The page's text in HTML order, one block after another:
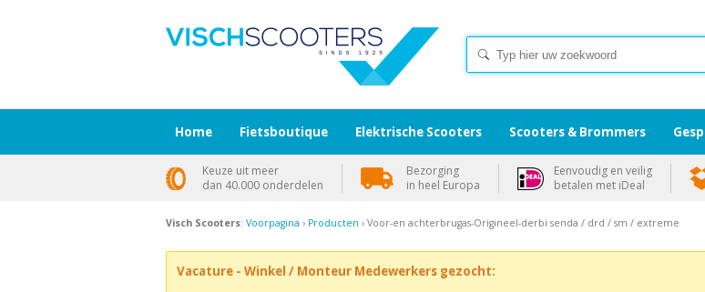
Visch Scooters: Voorpagina › Producten › Voor-en achterbrugas-Origineel-derbi senda / drd / sm / extreme
Vacature - Winkel / Monteur Medewerkers gezocht:
Home Fietsboutique Elektrische Scooters Scooters & Brommers
Keuze uit meer
dan 40.000 onderdelen
Bezorging
in heel Europa
Eenvoudig en veilig
betalen met iDeal